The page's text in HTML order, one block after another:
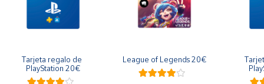
Tarjeta regalo de
PlayStation 20€
League of Legends 20€